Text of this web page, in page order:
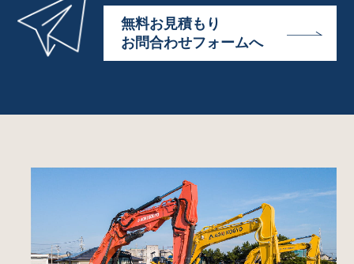
無料お見積もり
お問合わせフォームへ